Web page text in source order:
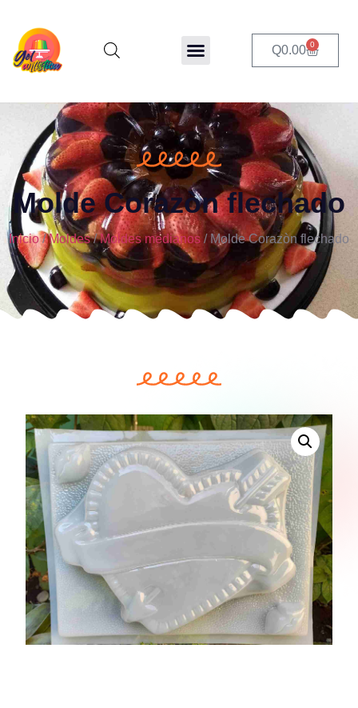
Q0.00 0
Molde Corazòn flechado
Inicio/Moldes/Moldes medianos / Molde Corazòn flechado